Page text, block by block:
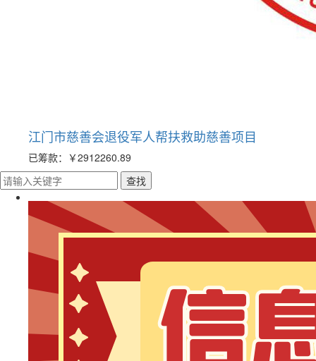
江门市慈善会退役军人帮扶救助慈善项目
已筹款： ￥2912260.89